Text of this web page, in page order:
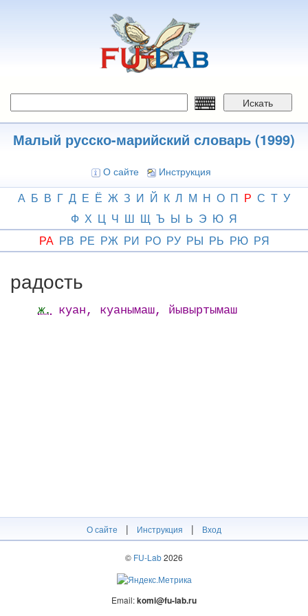
Искать
Малый русско-марийский словарь (1999)
О сайте Инструкция
А Б В Г Д Е Ё Ж З И Й К Л М Н О П Р С Т У
Ф Х Ц Ч Ш Щ Ъ Ы Ь Э Ю Я
РА РВ РЕ РЖ РИ РО РУ РЫ РЬ РЮ РЯ
радость
ж. куан, куанымаш, йывыртымаш
О сайте | Инструкция | Вход
© FU-Lab2026
Email:komi@fu-lab.ru